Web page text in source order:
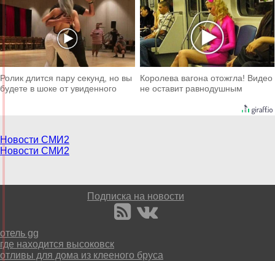
Ролик длится пару секунд, но вы
будете в шоке от увиденного
Королева вагона отожгла! Видео
не оставит равнодушным
Новости СМИ2
Новости СМИ2
Подписка на новости
отель gg
где находится высоковск
отливы для дома из клееного бруса